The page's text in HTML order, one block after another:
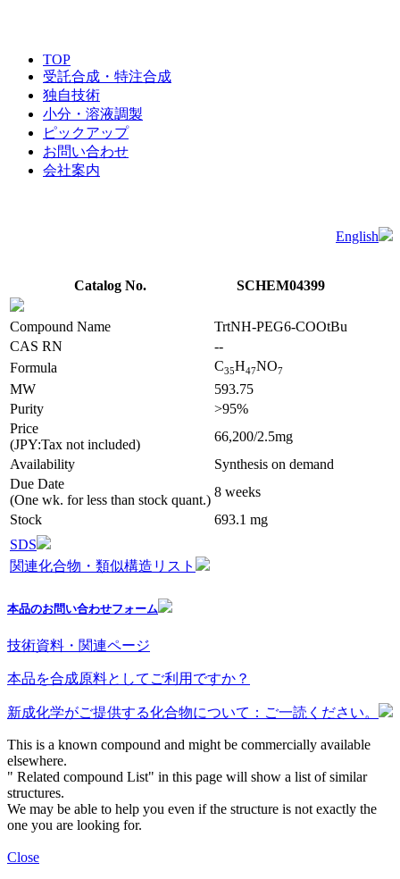
TOP
受託合成・特注合成
独自技術
小分・溶液調製
ピックアップ
お問い合わせ
会社案内
English
Catalog No. SCHEM04399
Compound Name
TrtNH-PEG6-COOtBu
CAS RN
--
Formula
C35H47NO7
MW
593.75
Purity
>95%
Price
(JPY:Tax not included)
66,200/2.5mg
Availability
Synthesis on demand
Due Date
(One wk. for less than stock quant.)
8 weeks
Stock
693.1 mg
SDS
関連化合物・類似構造リスト
本品のお問い合わせフォーム
技術資料・関連ページ
本品を合成原料としてご利用ですか？
新成化学がご提供する化合物について：ご一読ください。
This is a known compound and might be commercially available
elsewhere.
" Related compound List" in this page will show a list of similar
structures.
We may be able to help you even if the structure is not exactly the
one you are looking for.
Close